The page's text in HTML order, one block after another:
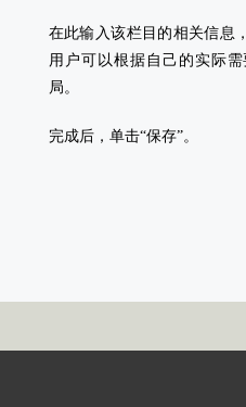
在此输入该栏目的相关信息
用户可以根据自己的实际
局。
完成后，单击“保存”。